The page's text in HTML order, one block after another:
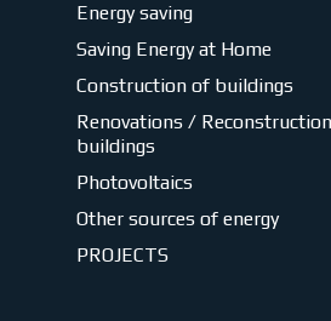
Energy saving
Saving Energy at Home
Construction of buildings
Renovations /
buildings
Photovoltaics
Other sources of energy
PROJECTS